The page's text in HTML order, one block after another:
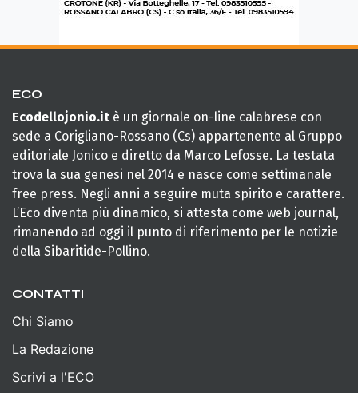
ECO
Ecodellojonio.it è un giornale on-line calabrese con
sede a Corigliano-Rossano (Cs) appartenente al Gruppo
editoriale Jonico e diretto da Marco Lefosse. La testata
trova la sua genesi nel 2014 e nasce come settimanale
free press. Negli anni a seguire muta spirito e carattere.
L’Eco diventa più dinamico, si attesta come web journal,
rimanendo ad oggi il punto di riferimento per le notizie
della Sibaritide-Pollino.
CONTATTI
Chi Siamo
La Redazione
Scrivi a l'ECO